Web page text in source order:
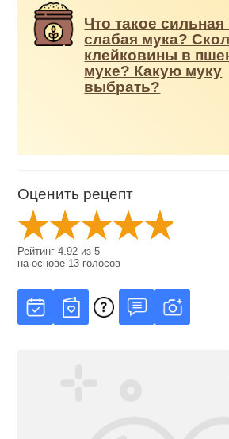
Что такое сильная
слабая мука?
клейковины в
муке? Какую муку
выбрать?
Оценить рецепт
Рейтинг4.92 из5
на основе 13 голосов